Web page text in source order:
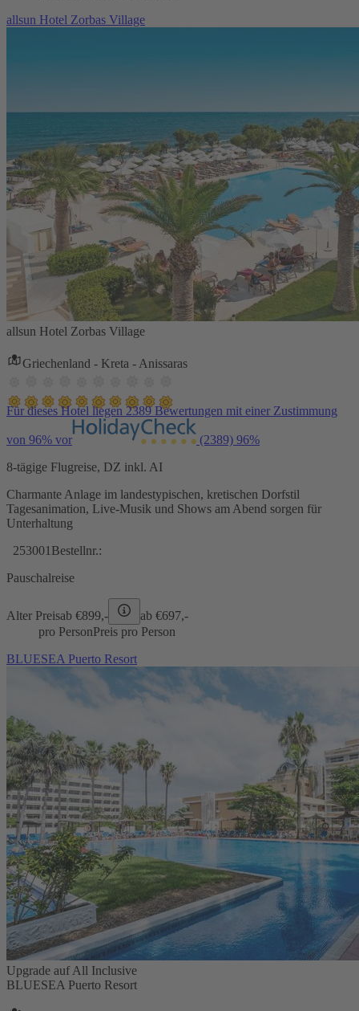
allsun Hotel Zorbas Village
allsun Hotel Zorbas Village
Griechenland - Kreta - Anissaras
Für dieses Hotel liegen 2389 Bewertungen mit einer Zustimmung
von 96% vor (2389) 96%
8-tägige Flugreise, DZ inkl. AI
Charmante Anlage im landestypischen, kretischen Dorfstil
Tagesanimation, Live-Musik und Shows am Abend sorgen für
Unterhaltung
253001 Bestellnr.:
Pauschalreise
Alter Preisab €899,- ab €697,-
pro PersonPreis pro Person
BLUESEA Puerto Resort
Upgrade auf All Inclusive
BLUESEA Puerto Resort